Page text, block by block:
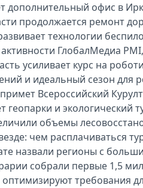
дополнительный офис в
продолжается ремонт
технологии
ГлобалМедиа
усиливает курс на
и идеальный сезон для
Всероссийский
геопарки и экологический
объемы
чем расплачиваться
назвали регионы с
собрали первые 1,5
оптимизируют требования